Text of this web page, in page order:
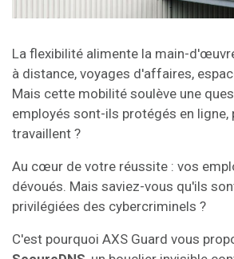
La flexibilité alimente la main-
à distance, voyages d'affaires,
Mais cette mobilité soulève une
employés sont-ils protégés en ligne,
travaillent ?
Au cœur de votre réussite : vos
dévoués. Mais saviez-vous qu'ils
privilégiées des cybercriminels ?
C'est pourquoi AXS Guard vous